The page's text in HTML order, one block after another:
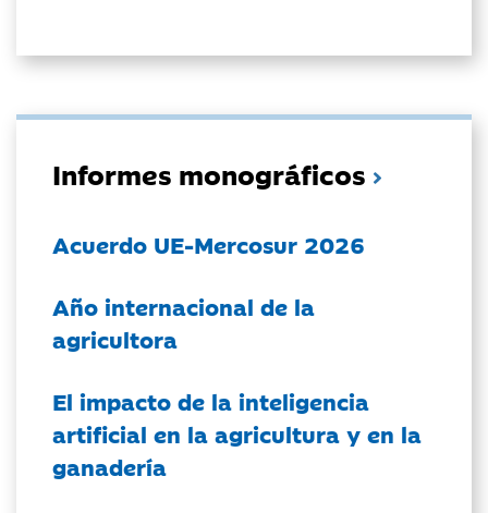
Informes monográficos
Acuerdo UE-Mercosur 2026
Año internacional de la
agricultora
El impacto de la inteligencia
artificial en la agricultura y en la
ganadería